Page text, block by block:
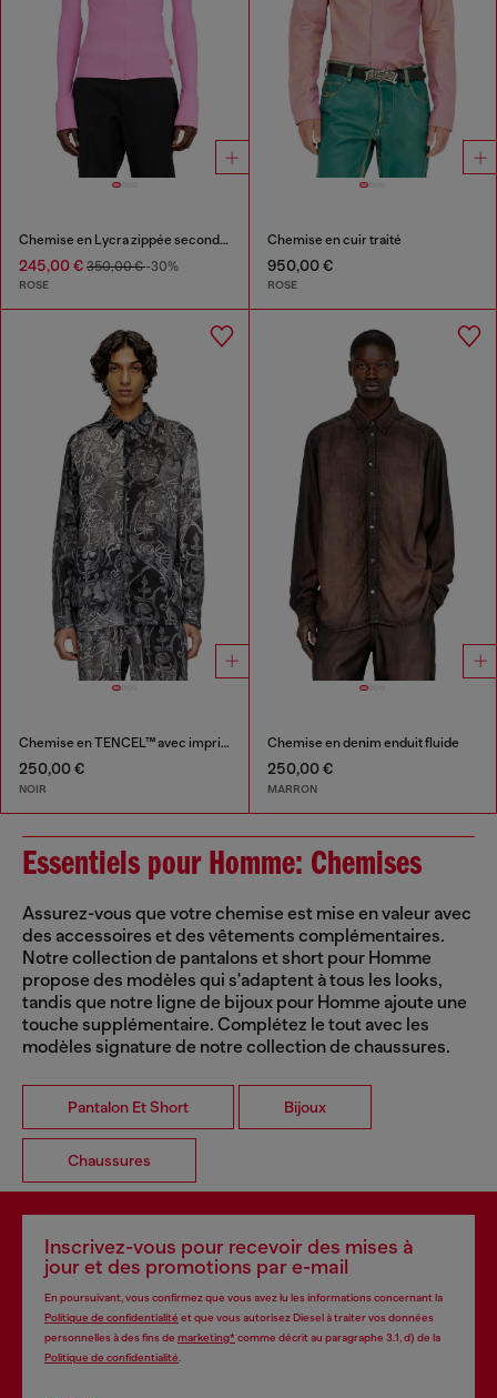
Chemise en Lycra zippée seconde peau
245,00 € 350,00 €-30%
ROSE
Chemise en cuir traité
950,00 €
ROSE
Chemise en TENCEL™ avec imprimé médiéval
250,00 €
NOIR
Chemise en denim enduit fluide
250,00 €
MARRON
Essentiels pour Homme: Chemises
Assurez-vous que votre chemise est mise en valeur avec
des accessoires et des vêtements complémentaires.
Notre collection de pantalons et short pour Homme
propose des modèles qui s'adaptent à tous les looks,
tandis que notre ligne de bijoux pour Homme ajoute une
touche supplémentaire. Complétez le tout avec les
modèles signature de notre collection de chaussures.
Pantalon Et Short Bijoux
Chaussures
Inscrivez-vous pour recevoir des mises à
jour et des promotions par e-mail
En poursuivant, vous confirmez que vous avez lu les informations concernant la
Politique de confidentialité et que vous autorisez Diesel à traiter vos données
personnelles à des fins de marketing*comme décrit au paragraphe 3.1, d) de la
Politique de confidentialité